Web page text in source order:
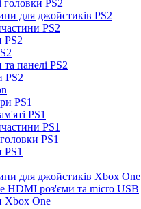
головки PS2
для джойстиків PS2
PS2
панелі PS2
PS2
PS1
PS1
PS1
PS1
для джойстиків Xbox One
HDMI роз'єми та micro USB
One